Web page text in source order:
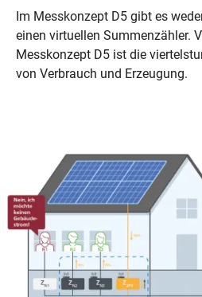
Im Messkonzept D5 gibt es
einen virtuellen Summenzähler.
Messkonzept D5 ist die
von Verbrauch und Erzeugung.